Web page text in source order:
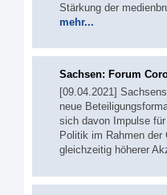
Stärkung der
mehr...
Sachsen: Forum
[09.04.2021]
neue
sich davon Impulse
Politik im Rahmen der
gleichzeitig höherer